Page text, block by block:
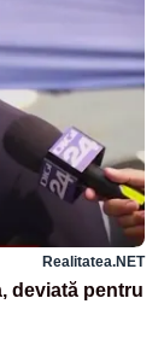
Realitatea.NET
deviată pentru